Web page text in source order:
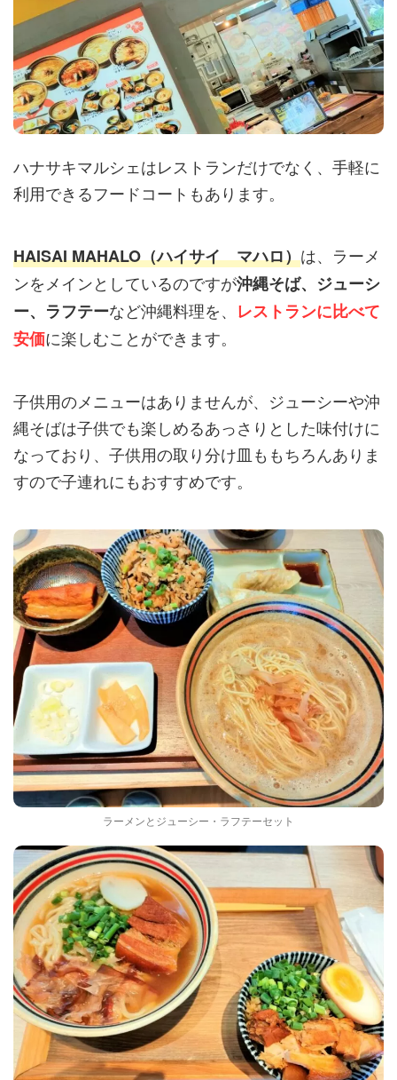
ハナサキマルシェはレストランだけでなく、手軽に
利用できるフードコートもあります。
HAISAI MAHALO（ハイサイ マハロ）は、ラーメ
ンをメインとしているのですが沖縄そば、ジューシ
ー、ラフテーなど沖縄料理を、 レストランに比べて
安価に楽しむことができます。
子供用のメニューはありませんが、ジューシーや沖
縄そばは子供でも楽しめるあっさりとした味付けに
なっており、子供用の取り分け皿ももちろんありま
すので子連れにもおすすめです。
ラーメンとジューシー・ラフテーセット